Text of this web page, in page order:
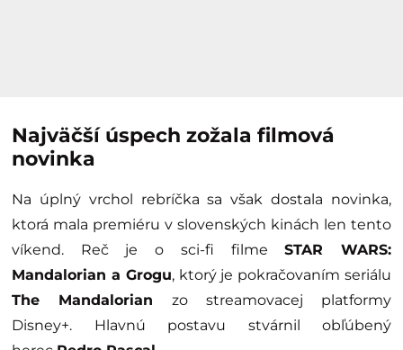
Najväčší úspech zožala filmová
novinka
Na úplný vrchol rebríčka sa však dostala novinka,
ktorá mala premiéru v slovenských kinách len tento
víkend. Reč je o sci-fi filmeSTAR WARS:
Mandalorian a Grogu, ktorý je pokračovaním seriálu
The Mandalorian zo streamovacej platformy
Disney+. Hlavnú postavu stvárnil obľúbený